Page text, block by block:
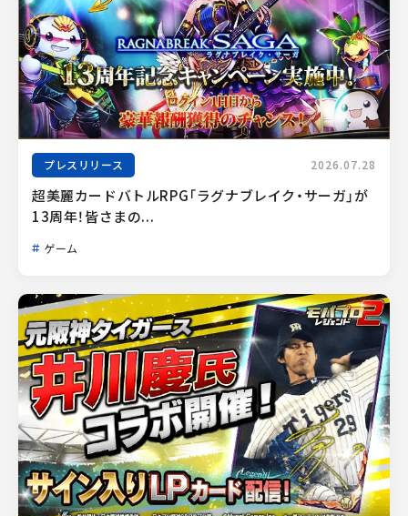
プレスリリース 2026.07.28
超美麗カードバトルRPG「ラグナブレイク・サーガ」が
13周年！皆さまの...
ゲーム